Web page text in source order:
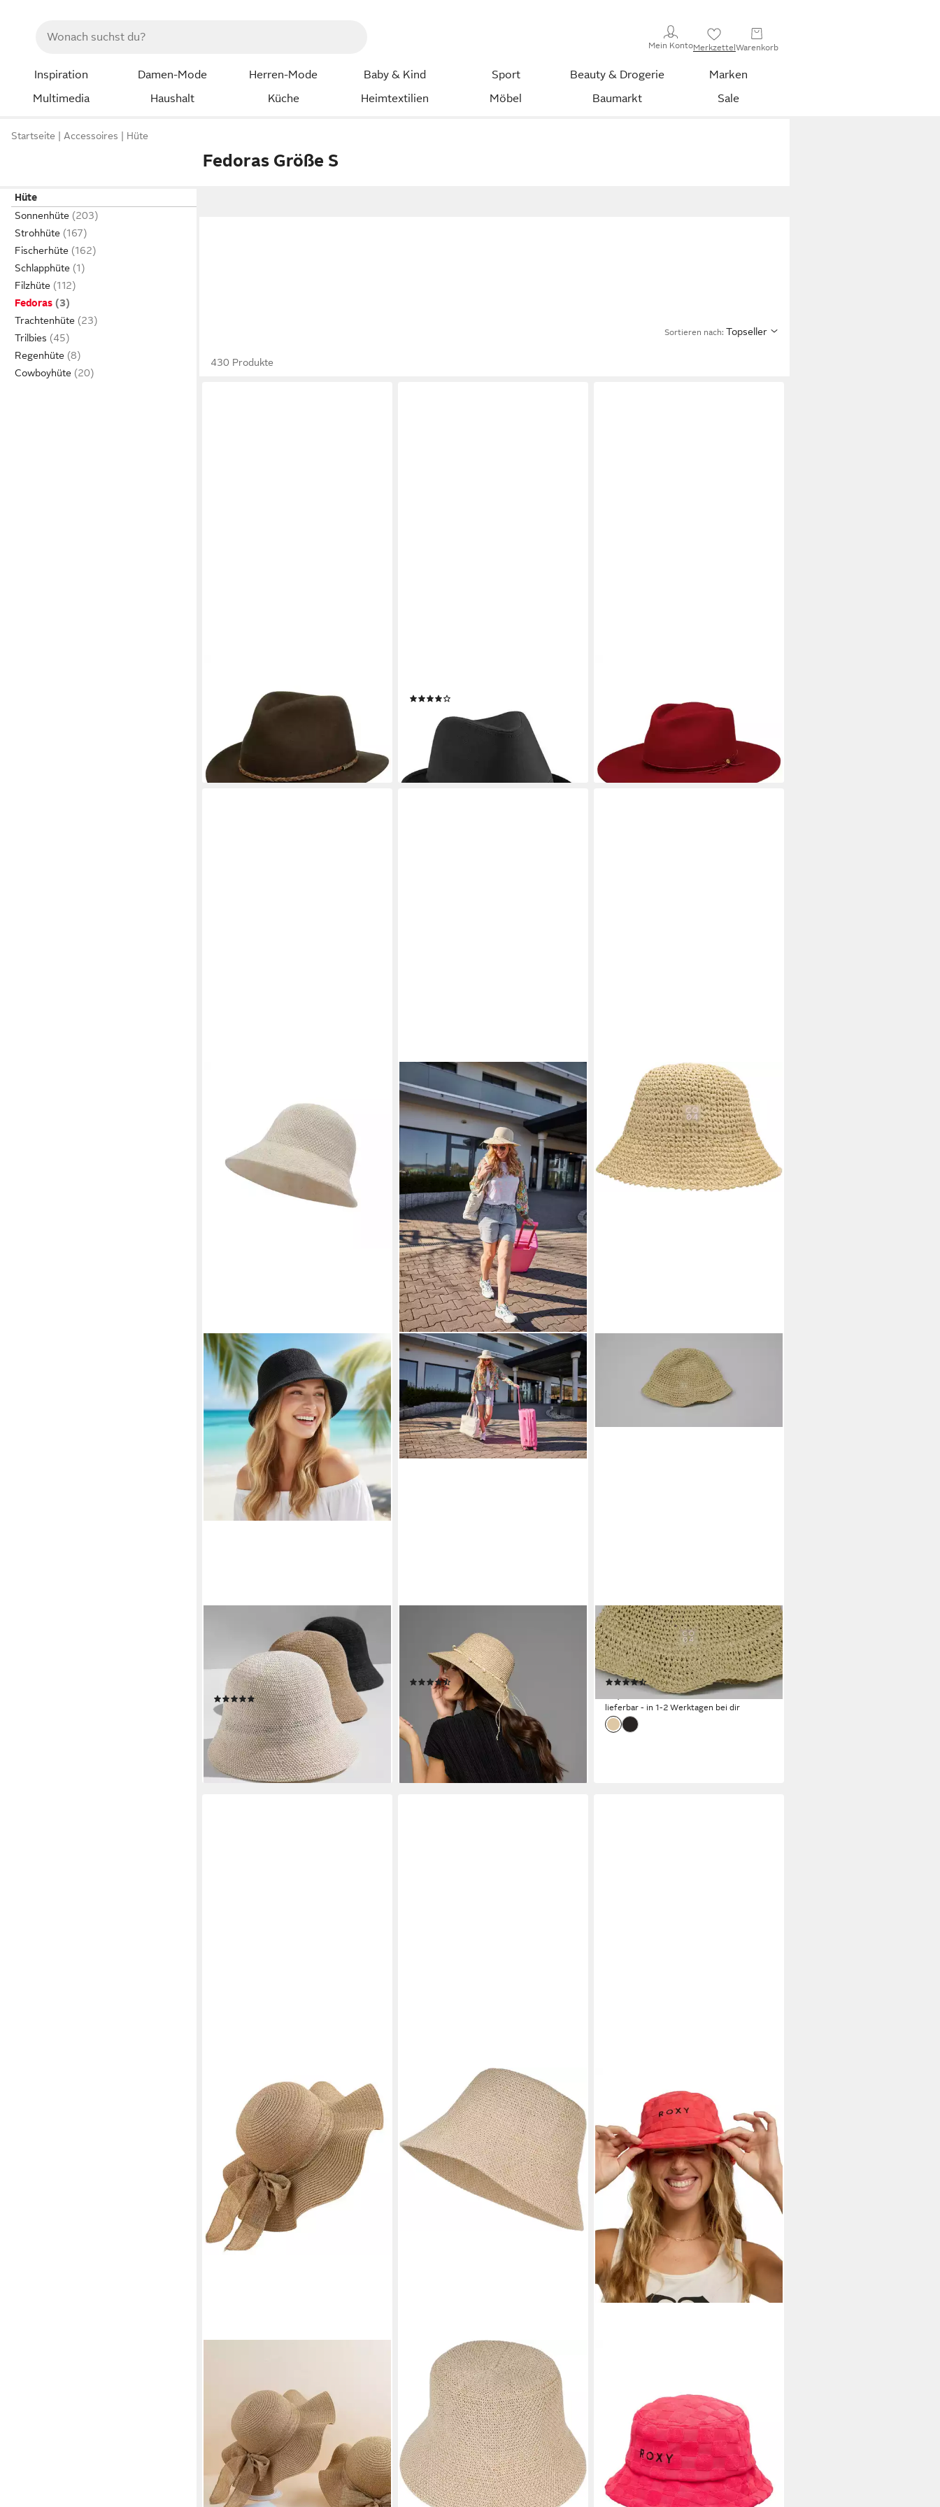
Mein KontoMerkzettelWarenkorb
Inspiration Damen-Mode Herren-Mode Baby & Kind Sport Beauty & Drogerie
Marken
Multimedia
Haushalt Küche Heimtextilien Möbel Baumarkt Sale
Startseite Accessoires Hüte
Fedoras Größe S
Hüte
Sonnenhüte
Strohhüte
Fischerhüte
Schlapphüte
Filzhüte
Fedoras
Trachtenhüte
Trilbies
Regenhüte
Cowboyhüte
Sortieren nach: Topseller
430 Produkte
lieferbar - in 2-3 Werktagen bei dir
lieferbar - in 4-5 Werktagen bei dir
lieferbar - in 2-3 Werktagen bei dir
Sonnenhut Fischerhut Anglerhut
Sonnenhut Sommerhut Sonnenhut
für Damen Faltbarer
Strandhut,elastische Strickmütze
(3)
16,99 € UVP24,99 €
-32%
lieferbar - in 9-11 Werktagen bei dir
Sonnenhut mit Muschel- &
Holzperlen, knautsch- & faltbar -
(15)
20,99 €
leider ausverkauft
CHILLOUTS
Sonnenhut Riga Hat Boho-Hut aus
Papierstroh mit knautschbarem
Design
(4)
lieferbar - in 1-2 Werktagen bei dir